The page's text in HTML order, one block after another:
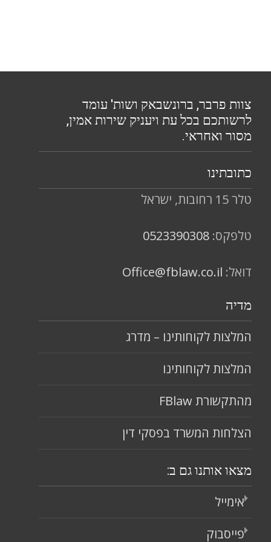
צוות פרבר, ברונשבאק ושות' עומד
לרשותכם בכל עת ויעניק שירות אמין,
מסור ואחראי.
כתובתינו
טלר 15 רחובות, ישראל
טלפקס: 0523390308
דואל: Office@fblaw.co.il
מדיה
המלצות לקוחותינו – מדרג
המלצות לקוחותינו
מהתקשורת FBlaw
הצלחות המשרד בפסקי דין
מצאו אותנו גם ב:
אימייל
פייסבוק